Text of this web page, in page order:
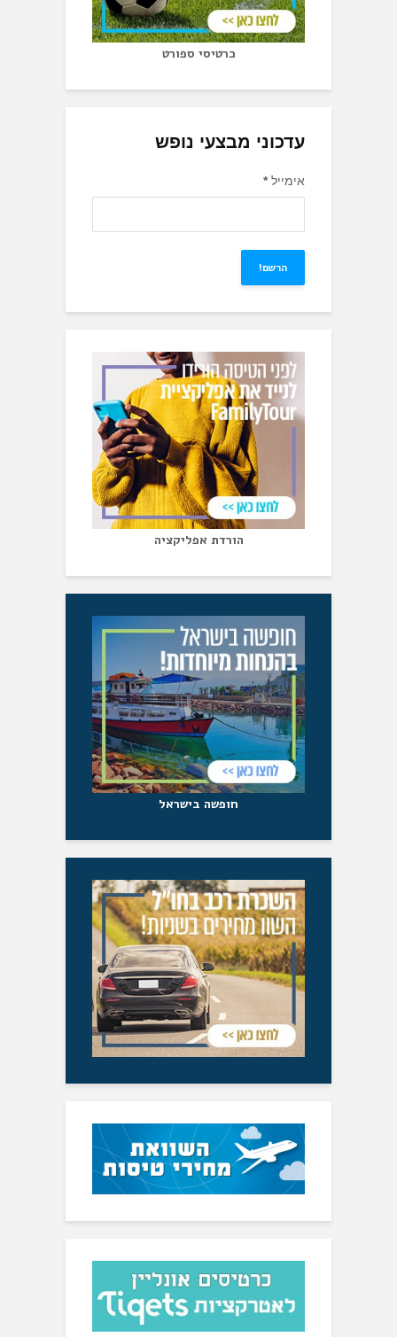
כרטיסי ספורט
עדכוני מבצעי נופש
אימייל*
הורדת אפליקציה
חופשה בישראל